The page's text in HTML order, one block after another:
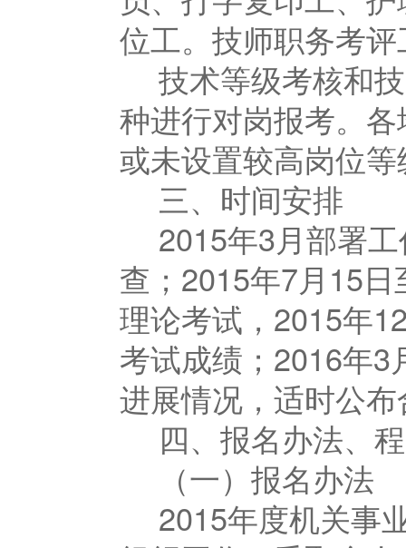
位工。技师职务考
技术等级考核和
种进行对岗报考。
或未设置较高岗位
三、时间安排
2015年3月部署
查；2015年7月15
理论考试，2015年
考试成绩；2016年3
进展情况，适时公
四、报名办法、
（一）报名办法
2015年度机关事